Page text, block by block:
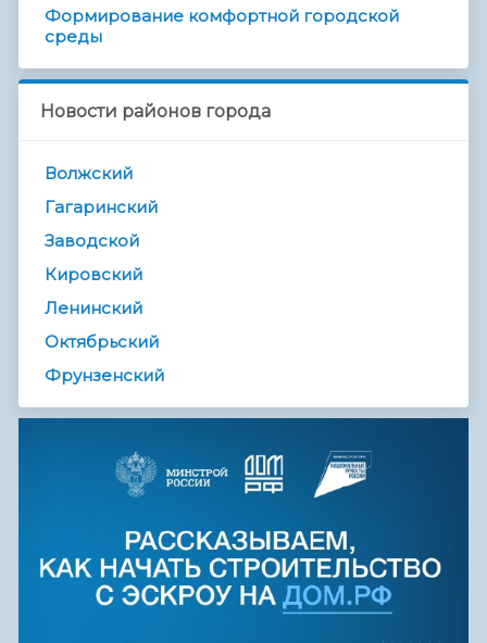
Формирование комфортной городской
среды
Новости районов города
Волжский
Гагаринский
Заводской
Кировский
Ленинский
Октябрьский
Фрунзенский